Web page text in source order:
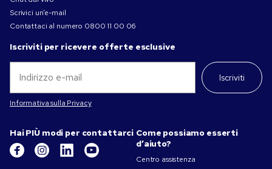
Scrivici un’e-mail
Contattaci al numero 0800 11 00 06
Iscriviti per ricevere offerte esclusive
Iscriviti
Informativa sulla Privacy
Hai PIÙ modi per contattarci Come possiamo esserti
d’aiuto?
Centro assistenza